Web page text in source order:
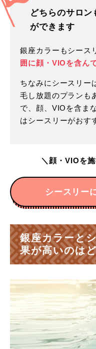
どちらのサロ
ができます
銀座カラーもシース
囲に顔・VIOを含ん
ちなみにシースリー
毛し放題のプランも
で、顔、VIOを含ま
はシースリーがおす
＼顔・VIOを
シースリー
銀座カラーと
果が高いのは